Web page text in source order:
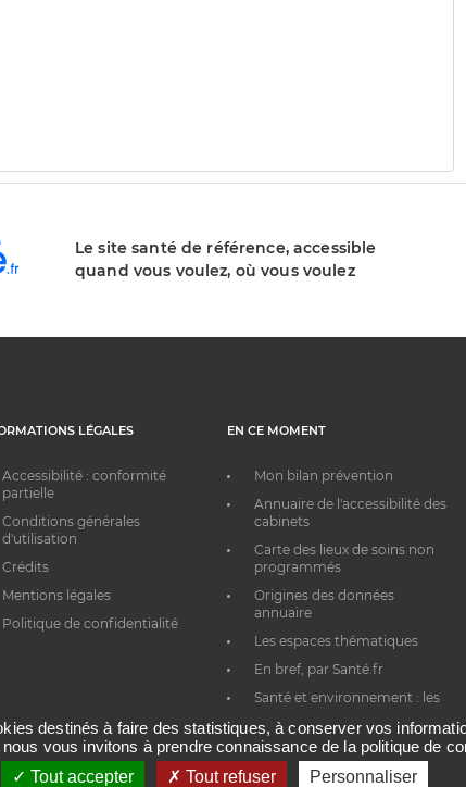
Le site santé de référence, accessible
quand vous voulez, où vous voulez
LÉGALES
Accessibilité : conformité
partielle
Conditions générales
d'utilisation
Crédits
Mentions légales
Politique de confidentialité
EN CE MOMENT
Mon bilan prévention
Annuaire de l'accessibilité des
cabinets
Carte des lieux de soins non
programmés
Origines des données
annuaire
Les espaces thématiques
En bref, par Santé.fr
Santé et environnement : les
destinés à faire des statistiques, à conserver vos
vous invitons à prendre connaissance de la politique de
Tout accepter
Tout refuser Personnaliser